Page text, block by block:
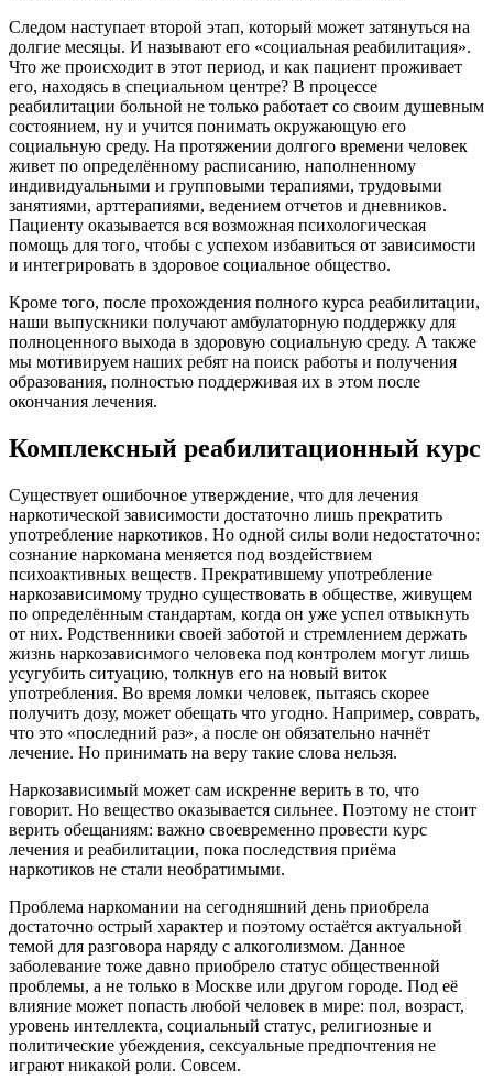
Следом наступает второй этап, который может затянуться на
долгие месяцы. И называют его «социальная реабилитация».
Что же происходит в этот период, и как пациент проживает
его, находясь в специальном центре? В процессе
реабилитации больной не только работает со своим душевным
состоянием, ну и учится понимать окружающую его
социальную среду. На протяжении долгого времени человек
живет по определённому расписанию, наполненному
индивидуальными и групповыми терапиями, трудовыми
занятиями, арттерапиями, ведением отчетов и дневников.
Пациенту оказывается вся возможная психологическая
помощь для того, чтобы с успехом избавиться от зависимости
и интегрировать в здоровое социальное общество.
Кроме того, после прохождения полного курса реабилитации,
наши выпускники получают амбулаторную поддержку для
полноценного выхода в здоровую социальную среду. А также
мы мотивируем наших ребят на поиск работы и получения
образования, полностью поддерживая их в этом после
окончания лечения.
Комплексный реабилитационный курс
Существует ошибочное утверждение, что для лечения
наркотической зависимости достаточно лишь прекратить
употребление наркотиков. Но одной силы воли недостаточно:
сознание наркомана меняется под воздействием
психоактивных веществ. Прекратившему употребление
наркозависимому трудно существовать в обществе, живущем
по определённым стандартам, когда он уже успел отвыкнуть
от них. Родственники своей заботой и стремлением держать
жизнь наркозависимого человека под контролем могут лишь
усугубить ситуацию, толкнув его на новый виток
употребления. Во время ломки человек, пытаясь скорее
получить дозу, может обещать что угодно. Например, соврать,
что это «последний раз», а после он обязательно начнёт
лечение. Но принимать на веру такие слова нельзя.
Наркозависимый может сам искренне верить в то, что
говорит. Но вещество оказывается сильнее. Поэтому не стоит
верить обещаниям: важно своевременно провести курс
лечения и реабилитации, пока последствия приёма
наркотиков не стали необратимыми.
Проблема наркомании на сегодняшний день приобрела
достаточно острый характер и поэтому остаётся актуальной
темой для разговора наряду с алкоголизмом. Данное
заболевание тоже давно приобрело статус общественной
проблемы, а не только в Москве или другом городе. Под её
влияние может попасть любой человек в мире: пол, возраст,
уровень интеллекта, социальный статус, религиозные и
политические убеждения, сексуальные предпочтения не
играют никакой роли. Совсем.